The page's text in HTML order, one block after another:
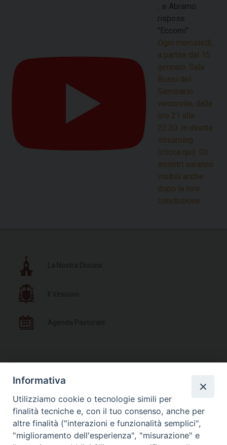
...e Abramo
rispose
"Eccomi"
Ogni mercoledì,
a partire dal 15
gennaio. Sala
Bussi del
Seminario
vescovile, dalle
ore 21 alle
22.30. In diretta
streaming
(clicca qui). Gli
incontri saranno
visibili anche
dopo la loro
conclusione.
Documenti Pastorali
Parrocchie e Orari Messe
Liturgia delle Ore
Informativa
Utilizziamo cookie o tecnologie simili per
finalità tecniche e, con il tuo consenso, anche per
altre finalità ("interazioni e funzionalità semplici",
"miglioramento dell'esperienza", "misurazione" e